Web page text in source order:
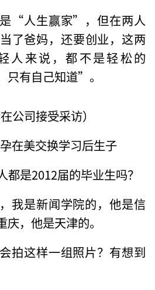
“人生赢家”，但在两人
了爸妈，还要创业，这两
人来说，都不是轻松的
有自己知道”。
公司接受采访）
在美交换学习后生子
都是2012届的毕业生吗？
我是新闻学院的，他是信
，他是天津的。
拍这样一组照片？有想到